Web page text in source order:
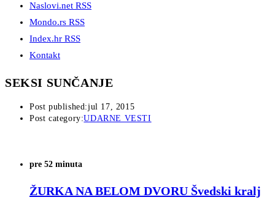
Naslovi.net RSS
Mondo.rs RSS
Index.hr RSS
Kontakt
SEKSI SUNČANJE
Post published:jul 17, 2015
Post category:UDARNE VESTI
pre 52 minuta
ŽURKA NA BELOM DVORU Švedski kralj